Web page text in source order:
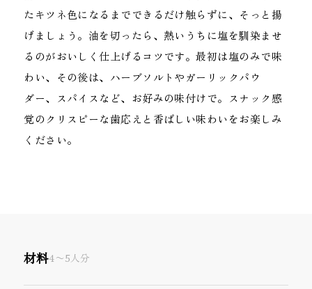
たキツネ色になるまでできるだけ触らずに、そっと揚
げましょう。油を切ったら、熱いうちに塩を馴染ませ
るのがおいしく仕上げるコツです。最初は塩のみで味
わい、その後は、ハーブソルトやガーリックパウ
ダー、スパイスなど、お好みの味付けで。スナック感
覚のクリスピーな歯応えと香ばしい味わいをお楽しみ
ください。
材料4〜5人分